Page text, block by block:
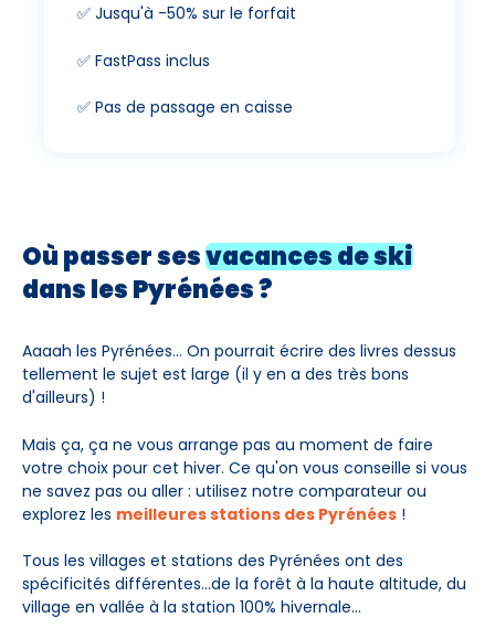
✅ Jusqu'à -50% sur le forfait
✅ FastPass inclus
✅ Pas de passage en caisse
Où passer sesvacances de ski
dans les Pyrénées ?
Aaaah les Pyrénées… On pourrait écrire des livres dessus
tellement le sujet est large (il y en a des très bons
d'ailleurs) !
Mais ça, ça ne vous arrange pas au moment de faire
votre choix pour cet hiver. Ce qu'on vous conseille si vous
ne savez pas ou aller : utilisez notre comparateur ou
explorez les meilleures stations des Pyrénées !
Tous les villages et stations des Pyrénées ont des
spécificités différentes...de la forêt à la haute altitude, du
village en vallée à la station 100% hivernale...